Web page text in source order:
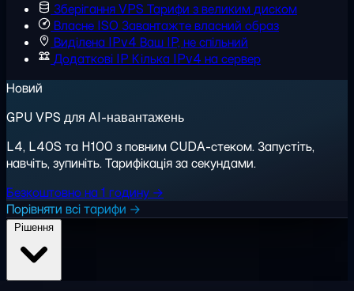
Зберігання VPS Тарифи з великим диском
Власне ISO Завантажте власний образ
Виділена IPv4 Ваш IP, не спільний
Додаткові IP Кілька IPv4 на сервер
Новий
GPU VPS для AI-навантажень
L4, L40S та H100 з повним CUDA-стеком. Запустіть,
навчіть, зупиніть. Тарифікація за секундами.
Безкоштовно на 1 годину →
Порівняти всі тарифи →